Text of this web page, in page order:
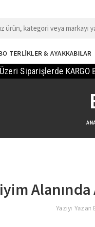
TERLİKLER & AYAKKABILAR
Siparişlerde KARGO
Yazıyı